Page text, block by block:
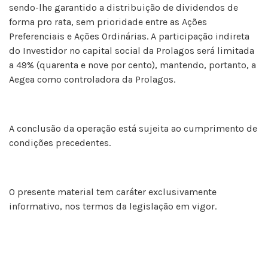
sendo-lhe garantido a distribuição de dividendos de
forma pro rata, sem prioridade entre as Ações
Preferenciais e Ações Ordinárias. A participação indireta
do Investidor no capital social da Prolagos será limitada
a 49% (quarenta e nove por cento), mantendo, portanto, a
Aegea como controladora da Prolagos.
A conclusão da operação está sujeita ao cumprimento de
condições precedentes.
O presente material tem caráter exclusivamente
informativo, nos termos da legislação em vigor.